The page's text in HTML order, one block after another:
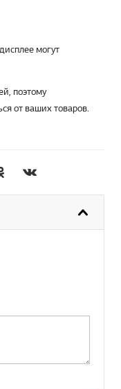
могут
поэтому
от ваших товаров.